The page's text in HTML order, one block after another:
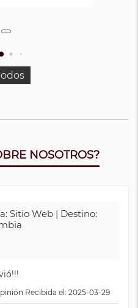
NOSOTROS?
Sitio Web | Destino:
Recibida el: 2025-03-29